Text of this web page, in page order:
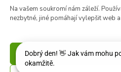
Na vašem soukromí nám záleží.
nezbytné, jiné pomáhají vylepšit web a
✉️ e-